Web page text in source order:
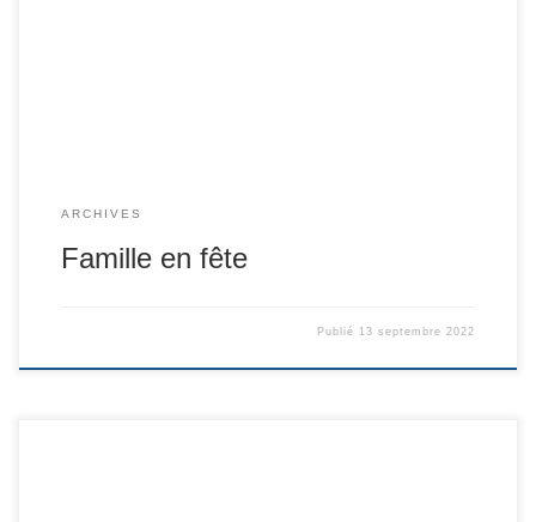
ARCHIVES
Famille en fête
Publié 13 septembre 2022